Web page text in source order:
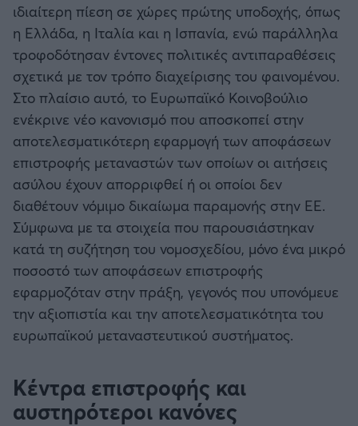
Άρσεναλ
Γιουβέντους
Μίλαν
Ίντερ
Μπάγερν Μονάχου
Παρί Σεν Ζερμέν
ιδιαίτερη πίεση σε χώρες πρώτης υποδοχής, όπως
η Ελλάδα, η Ιταλία και η Ισπανία, ενώ παράλληλα
τροφοδότησαν έντονες πολιτικές αντιπαραθέσεις
σχετικά με τον τρόπο διαχείρισης του φαινομένου.
Στο πλαίσιο αυτό, το Ευρωπαϊκό Κοινοβούλιο
ενέκρινε νέο κανονισμό που αποσκοπεί στην
αποτελεσματικότερη εφαρμογή των αποφάσεων
επιστροφής μεταναστών των οποίων οι αιτήσεις
ασύλου έχουν απορριφθεί ή οι οποίοι δεν
διαθέτουν νόμιμο δικαίωμα παραμονής στην ΕΕ.
Σύμφωνα με τα στοιχεία που παρουσιάστηκαν
κατά τη συζήτηση του νομοσχεδίου, μόνο ένα μικρό
ποσοστό των αποφάσεων επιστροφής
εφαρμοζόταν στην πράξη, γεγονός που υπονόμευε
την αξιοπιστία και την αποτελεσματικότητα του
ευρωπαϊκού μεταναστευτικού συστήματος.
Κέντρα επιστροφής και
αυστηρότεροι κανόνες